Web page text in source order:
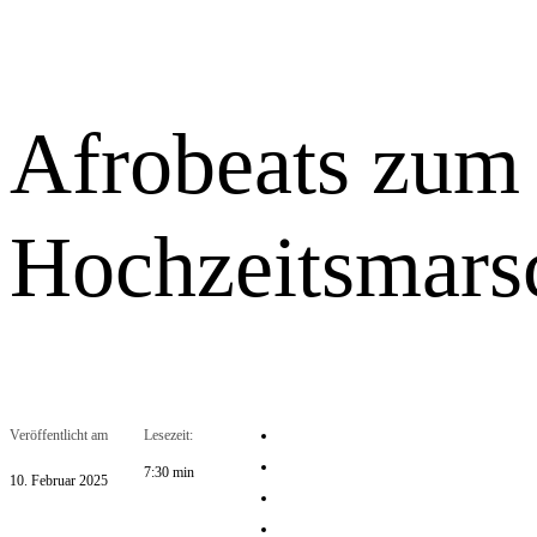
Afrobeats zum
Veröffentlicht am
10. Februar 2025
Lesezeit:
7:30 min